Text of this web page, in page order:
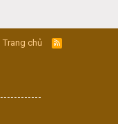
Trang chủ
R
S